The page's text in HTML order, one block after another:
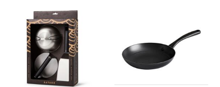
tallerkener